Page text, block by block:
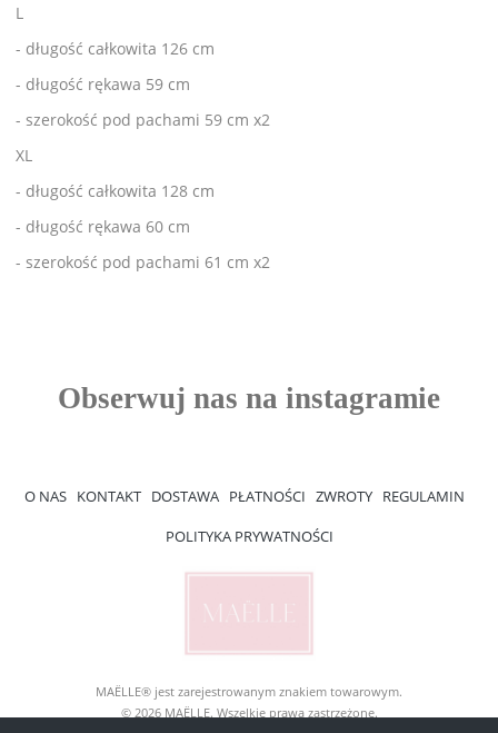
L
- długość całkowita 126 cm
- długość rękawa 59 cm
- szerokość pod pachami 59 cm x2
XL
- długość całkowita 128 cm
- długość rękawa 60 cm
- szerokość pod pachami 61 cm x2
O NAS KONTAKT DOSTAWA PŁATNOŚCI ZWROTY REGULAMIN
POLITYKA PRYWATNOŚCI
MAËLLE® jest zarejestrowanym znakiem towarowym.
© 2026 MAËLLE. Wszelkie prawa zastrzeżone.